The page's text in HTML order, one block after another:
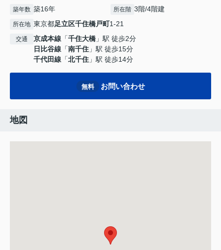
築年数 築16年 所在階 3階/4階建
所在地 東京都足立区千住橋戸町1-21
交通 京成本線 「千住大橋 」駅 徒歩2分
日比谷線 「南千住 」駅 徒歩15分
千代田線 「北千住 」駅 徒歩14分
無料 お問い合わせ
地図